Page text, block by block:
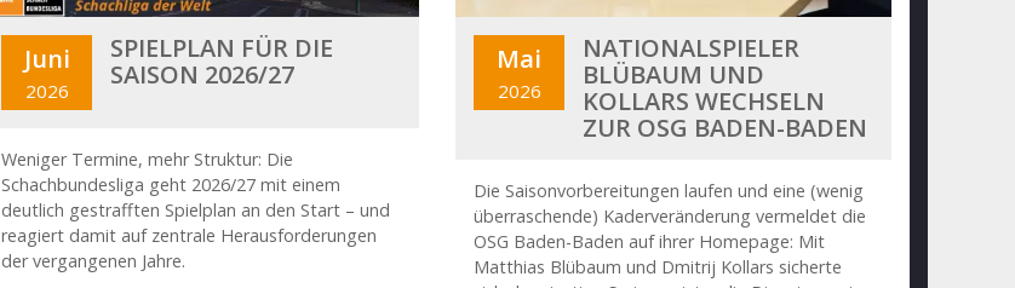
Juni
2026
SPIELPLAN FÜR DIE
SAISON 2026/27
Weniger Termine, mehr Struktur: Die
Schachbundesliga geht 2026/27 mit einem
deutlich gestrafften Spielplan an den Start – und
reagiert damit auf zentrale Herausforderungen
der vergangenen Jahre.
Mai
2026
NATIONALSPIELER
BLÜBAUM UND
KOLLARS WECHSELN
ZUR OSG BADEN-BADEN
Die Saisonvorbereitungen laufen und eine (wenig
überraschende) Kaderveränderung vermeldet die
OSG Baden-Baden auf ihrer Homepage: Mit
Matthias Blübaum und Dmitrij Kollars sicherte